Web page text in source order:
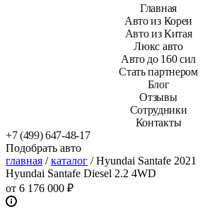
Главная
Авто из Кореи
Авто из Китая
Люкс авто
Авто до 160 сил
Стать партнером
Блог
Отзывы
Сотрудники
Контакты
+7 (499) 647-48-17
Подобрать авто
главная / каталог / Hyundai Santafe 2021
Hyundai Santafe Diesel 2.2 4WD
от 6 176 000 ₽